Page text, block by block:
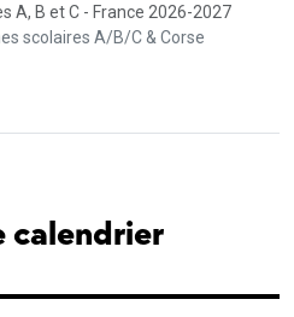
A, B et C - France 2026-2027
scolaires A/B/C & Corse
calendrier